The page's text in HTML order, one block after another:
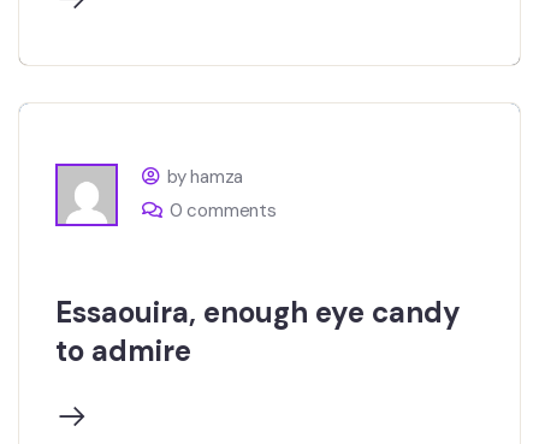
by hamza
0 comments
Essaouira, enough eye candy
to admire